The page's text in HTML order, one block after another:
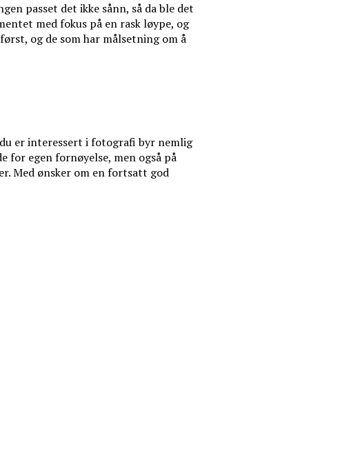
passet det ikke sånn, så da ble det
med fokus på en rask løype, og
og de som har målsetning om å
er interessert i fotografi byr nemlig
for egen fornøyelse, men også på
Med ønsker om en fortsatt god